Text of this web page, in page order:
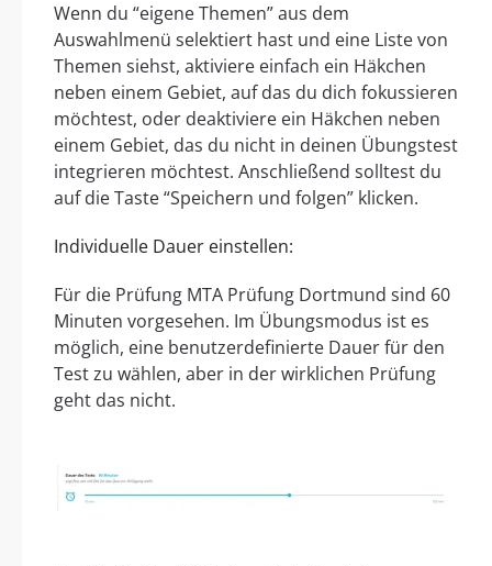
Wenn du “eigene Themen” aus dem
Auswahlmenü selektiert hast und eine Liste von
Themen siehst, aktiviere einfach ein Häkchen
neben einem Gebiet, auf das du dich fokussieren
möchtest, oder deaktiviere ein Häkchen neben
einem Gebiet, das du nicht in deinen Übungstest
integrieren möchtest. Anschließend solltest du
auf die Taste “Speichern und folgen” klicken.
Individuelle Dauer einstellen:
Für die Prüfung MTA Prüfung Dortmund sind 60
Minuten vorgesehen. Im Übungsmodus ist es
möglich, eine benutzerdefinierte Dauer für den
Test zu wählen, aber in der wirklichen Prüfung
geht das nicht.